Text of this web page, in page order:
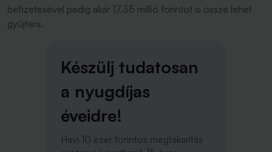
befizetésével pedig akár 17,35 millió forintot is össze lehet
gyűjteni.
Készülj tudatosan
a nyugdíjas
éveidre!
Havi 10 ezer forintos megtakarítás